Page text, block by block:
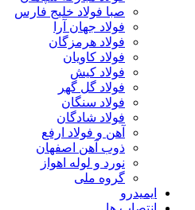
صبا فولاد خلیج فارس
فولاد جهان آرا
فولاد هرمزگان
فولاد کاویان
فولاد کیش
فولاد گل گهر
فولاد سنگان
فولاد شادگان
آهن و فولاد ارفع
ذوب آهن اصفهان
نورد و لوله اهواز
گروه ملی
ایمیدرو